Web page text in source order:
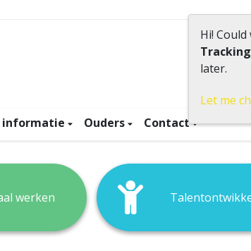
informatie Ouders Contact
werken
Hi!
Tracking
later.
Let me